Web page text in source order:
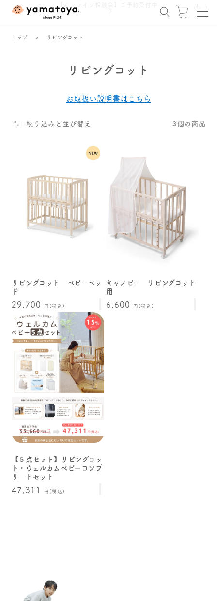
ンツに
【オンライン相談会】ご予約受付中
ー
トップ › リビングコット
コ
レ
ク
シ
ン
リビングコット
お取扱い説明書はこちら
絞り込みと並び替え 3個の商品
リビングコット ベビーベッ
ド
通
常
価
格
29,700 円(税込)
キャノピー リビングコット
用
通
6,600 円(税込)
【５点セット】リビングコッ
ト・ウェルカムベビーコンプ
リートセット
通
47,311 円(税込)